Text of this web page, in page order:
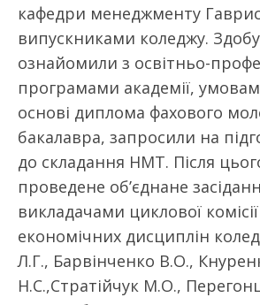
кафедри менеджменту
випускниками коледжу.
ознайомили з освітньо-
програмами академії,
основі диплома фахового
бакалавра, запросили на
до складання НМТ. Після
проведене об’єднане
викладачами циклової
економічних дисциплін
Л.Г., Барвінченко В.О.,
Н.С.,Стратійчук М.О.,